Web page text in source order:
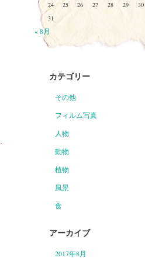
24
25 26 27 28 29
30
31
« 8月
カテゴリー
その他
フィルム写真
人物
動物
植物
風景
食
アーカイブ
2017年8月